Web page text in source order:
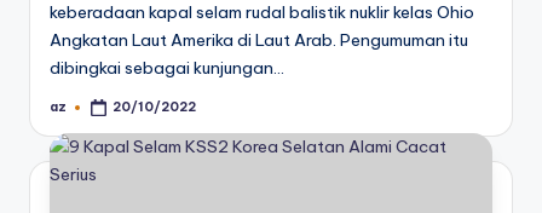
keberadaan kapal selam rudal balistik nuklir kelas Ohio
Angkatan Laut Amerika di Laut Arab. Pengumuman itu
dibingkai sebagai kunjungan…
Posted
az 20/10/2022